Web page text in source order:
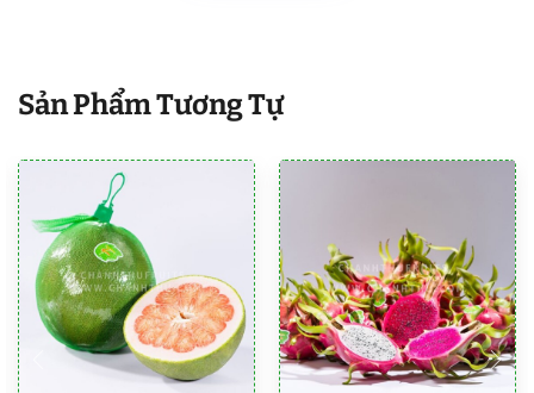
Sản Phẩm Tương Tự